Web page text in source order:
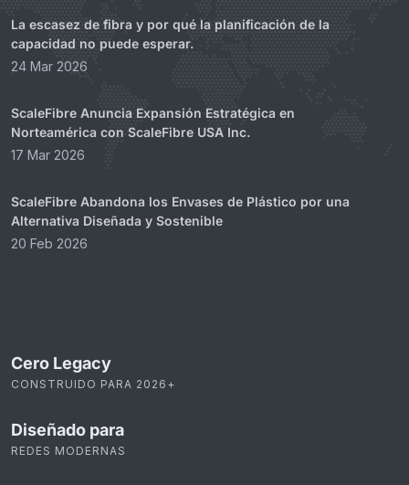
La escasez de fibra y por qué la planificación de la
capacidad no puede esperar.
24 Mar 2026
ScaleFibre Anuncia Expansión Estratégica en
Norteamérica con ScaleFibre USA Inc.
17 Mar 2026
ScaleFibre Abandona los Envases de Plástico por una
Alternativa Diseñada y Sostenible
20 Feb 2026
Cero Legacy
CONSTRUIDO PARA 2026+
Diseñado para
REDES MODERNAS